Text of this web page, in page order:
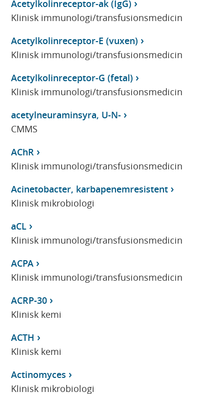
Acetylkolinreceptor-ak (IgG)
Klinisk immunologi/transfusionsmedicin
Acetylkolinreceptor-E (vuxen)
Klinisk immunologi/transfusionsmedicin
Acetylkolinreceptor-G (fetal)
Klinisk immunologi/transfusionsmedicin
acetylneuraminsyra, U-N-
CMMS
AChR
Klinisk immunologi/transfusionsmedicin
Acinetobacter, karbapenemresistent
Klinisk mikrobiologi
aCL
Klinisk immunologi/transfusionsmedicin
ACPA
Klinisk immunologi/transfusionsmedicin
ACRP-30
Klinisk kemi
ACTH
Klinisk kemi
Actinomyces
Klinisk mikrobiologi